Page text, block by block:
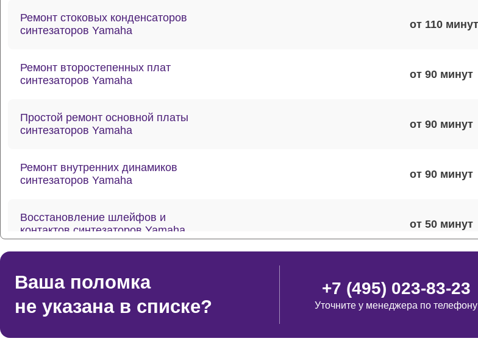
Ремонт стоковых конденсаторов
синтезаторов Yamaha
от 110
Ремонт второстепенных плат
синтезаторов Yamaha
от 90
Простой ремонт основной платы
синтезаторов Yamaha
от 90
Ремонт внутренних динамиков
синтезаторов Yamaha
от 90
Восстановление шлейфов и
контактов синтезаторов Yamaha
от 50
механизма клавиш синтезаторов
от 120
от 70
Ваша поломка
не указана в списке?
+7 (495) 023-83-23
Уточните у менеджера по телефону